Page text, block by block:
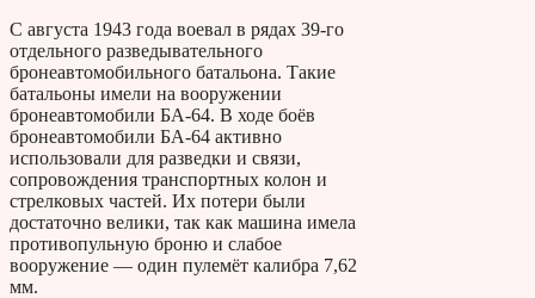
С августа 1943 года воевал в рядах 39-го
отдельного разведывательного
бронеавтомобильного батальона. Такие
батальоны имели на вооружении
бронеавтомобили БА-64. В ходе боёв
бронеавтомобили БА-64 активно
использовали для разведки и связи,
сопровождения транспортных колон и
стрелковых частей. Их потери были
достаточно велики, так как машина имела
противопульную броню и слабое
вооружение — один пулемёт калибра 7,62
мм.